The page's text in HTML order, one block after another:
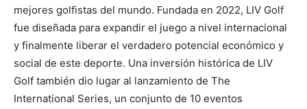
mejores golfistas del mundo. Fundada en 2022, LIV Golf
fue diseñada para expandir el juego a nivel internacional
y finalmente liberar el verdadero potencial económico y
social de este deporte. Una inversión histórica de LIV
Golf también dio lugar al lanzamiento de The
International Series, un conjunto de 10 eventos